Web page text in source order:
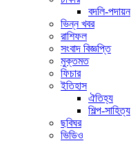
বদলি-পদায়ন
ভিন্ন খবর
রাশিফল
সংবাদ বিজ্ঞপ্তি
মুক্তমত
ফিচার
ইতিহাস
ঐতিহ্য
শিল্প-সাহিত্য
ছবিঘর
ভিডিও